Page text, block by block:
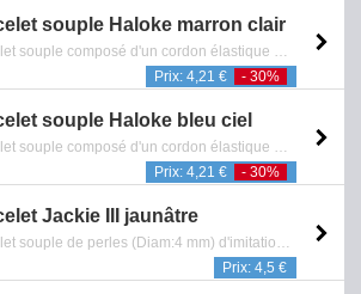
souple Haloke marron clair
Bracelet souple composé d'un cordon élastique et d'un pendentif en forme d'anneau incrusté de cristaux blancs - Sans Nickel - Reference: 0601.476.0308
Prix: 4,21 €
- 30%
souple Haloke bleu ciel
Bracelet souple composé d'un cordon élastique et d'un pendentif en forme d'anneau incrusté de cristaux blancs - Sans Nickel - Reference: 0601.478.0308
Prix: 4,21 €
- 30%
Jackie III jaunâtre
Bracelet souple de perles (Diam:4 mm) d'imitation jaunâtres avec finition argentée - Fermoir mousqueton - Longueur 19 cm - Reference: 0601.137.0809
Prix: 4,5 €